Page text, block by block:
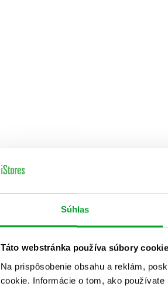
Súhlas
Táto webstránka používa súbory
Na prispôsobenie obsahu a reklám,
cookie. Informácie o tom, ako